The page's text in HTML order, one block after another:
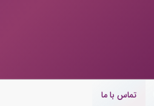
تماس با ما